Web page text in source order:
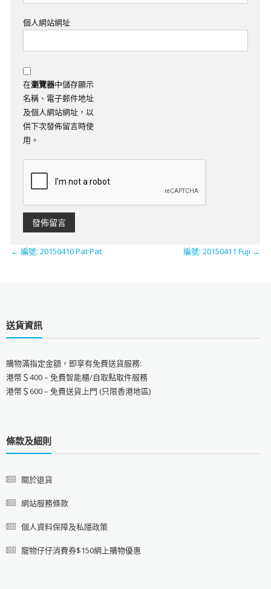
個人網站網址
在瀏覽器中儲存顯示
名稱、電子郵件地址
及個人網站網址，以
供下次發佈留言時使
用。
← 編號: 20150410 Pat Pat 編號: 20150411 Fuji →
送貨資訊
購物滿指定金額，即享有免費送貨服務:
港幣＄400 – 免費智能櫃/自取點取件服務
港幣＄600 – 免費送貨上門 (只限香港地區)
條款及細則
關於退貨
網站服務條款
個人資料保障及私隱政策
寵物仔仔消費券$150網上購物優惠